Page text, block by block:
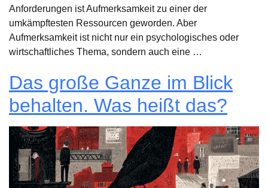
Anforderungen ist Aufmerksamkeit zu einer der
umkämpftesten Ressourcen geworden. Aber
Aufmerksamkeit ist nicht nur ein psychologisches oder
wirtschaftliches Thema, sondern auch eine …
Das große Ganze im Blick
behalten. Was heißt das?